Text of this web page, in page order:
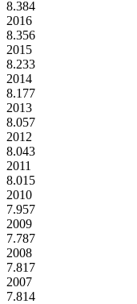
8.384
2016
8.356
2015
8.233
2014
8.177
2013
8.057
2012
8.043
2011
8.015
2010
7.957
2009
7.787
2008
7.817
2007
7.814